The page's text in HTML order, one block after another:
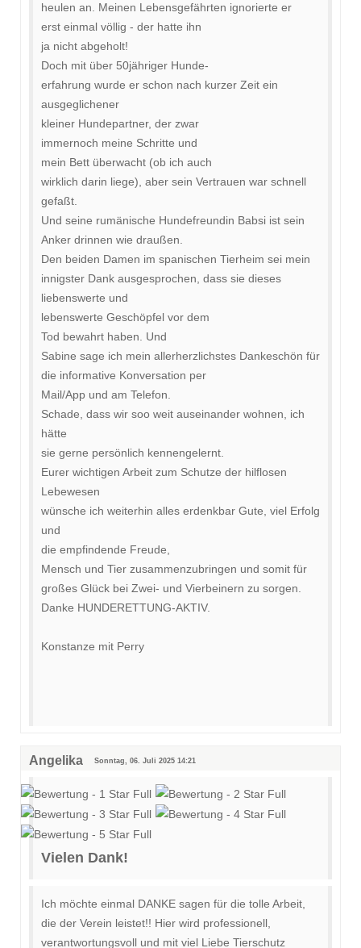
heulen an. Meinen Lebensgefährten ignorierte er
erst einmal völlig - der hatte ihn
ja nicht abgeholt!
Doch mit über 50jähriger Hunde-
erfahrung wurde er schon nach kurzer Zeit ein
ausgeglichener
kleiner Hundepartner, der zwar
immernoch meine Schritte und
mein Bett überwacht (ob ich auch
wirklich darin liege), aber sein Vertrauen war schnell
gefaßt.
Und seine rumänische Hundefreundin Babsi ist sein
Anker drinnen wie draußen.
Den beiden Damen im spanischen Tierheim sei mein
innigster Dank ausgesprochen, dass sie dieses
liebenswerte und
lebenswerte Geschöpfel vor dem
Tod bewahrt haben. Und
Sabine sage ich mein allerherzlichstes Dankeschön für
die informative Konversation per
Mail/App und am Telefon.
Schade, dass wir soo weit auseinander wohnen, ich
hätte
sie gerne persönlich kennengelernt.
Eurer wichtigen Arbeit zum Schutze der hilflosen
Lebewesen
wünsche ich weiterhin alles erdenkbar Gute, viel Erfolg
und
die empfindende Freude,
Mensch und Tier zusammenzubringen und somit für
großes Glück bei Zwei- und Vierbeinern zu sorgen.
Danke HUNDERETTUNG-AKTIV.
Konstanze mit Perry
Angelika Sonntag, 06. Juli 2025 14:21
Vielen Dank!
Ich möchte einmal DANKE sagen für die tolle Arbeit,
die der Verein leistet!! Hier wird professionell,
verantwortungsvoll und mit viel Liebe Tierschutz